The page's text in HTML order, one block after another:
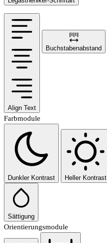
Align Text
Buchstabenabstand
Farbmodule
Dunkler Kontrast Heller Kontrast
Sättigung
Orientierungsmodule